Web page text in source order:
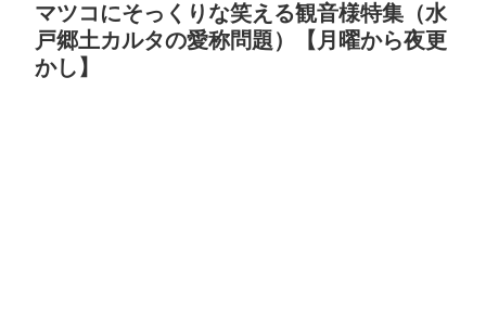
マツコにそっくりな笑える観音様特集（水
戸郷土カルタの愛称問題）【月曜から夜更
かし】